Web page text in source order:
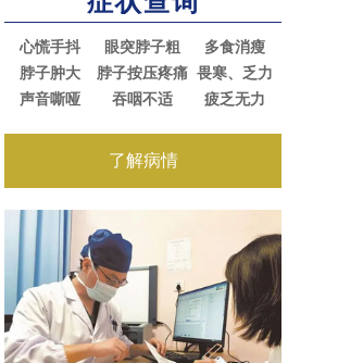
心慌手抖 眼突脖子粗
多食消瘦
脖子肿大
脖子按压疼痛 畏寒、乏力
声音嘶哑
吞咽不适 疲乏无力
了解病情